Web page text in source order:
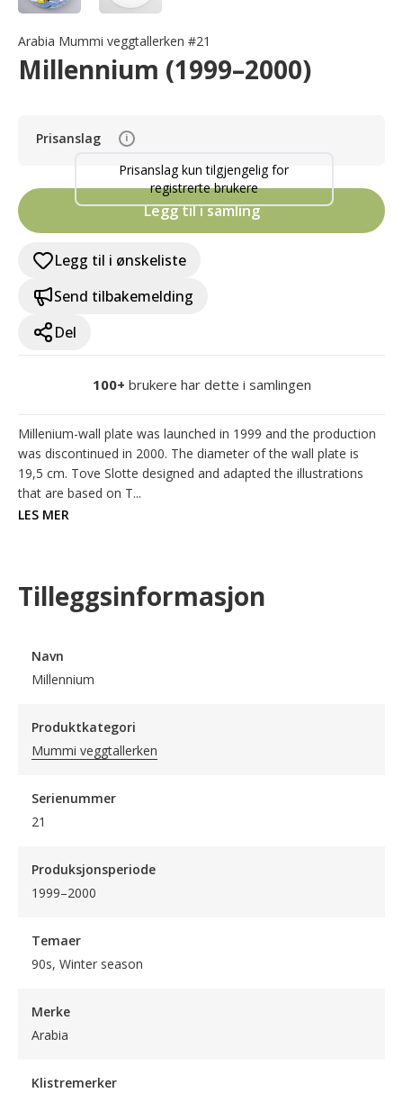
Arabia Mummi veggtallerken #21
Millennium (1999–2000)
Prisanslag i
Prisanslag kun tilgjengelig for
registrerte brukere
Legg til i samling
Legg til i ønskeliste
Send tilbakemelding
Del
100+ brukere har dette i samlingen
Millenium-wall plate was launched in 1999 and the production
was discontinued in 2000. The diameter of the wall plate is
19,5 cm. Tove Slotte designed and adapted the illustrations
that are based on T...
LES MER
Tilleggsinformasjon
Navn
Millennium
Produktkategori
Mummi veggtallerken
Serienummer
21
Produksjonsperiode
1999–2000
Temaer
90s, Winter season
Merke
Arabia
Klistremerker